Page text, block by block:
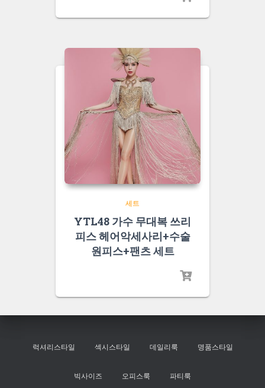
세트
YTL48 가수 무대복 쓰리
피스 헤어악세사리+수술
원피스+팬츠 세트
럭셔리스타일 섹시스타일 데일리룩 명품스타일
빅사이즈 오피스룩 파티룩